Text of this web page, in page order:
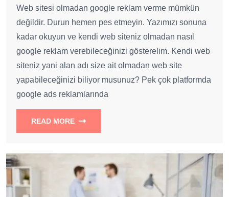
Web sitesi olmadan google reklam verme mümkün
değildir. Durun hemen pes etmeyin. Yazımızı sonuna
kadar okuyun ve kendi web siteniz olmadan nasıl
google reklam verebileceğinizi gösterelim. Kendi web
siteniz yani alan adı size ait olmadan web site
yapabileceğinizi biliyor musunuz? Pek çok platformda
google ads reklamlarında
READ MORE